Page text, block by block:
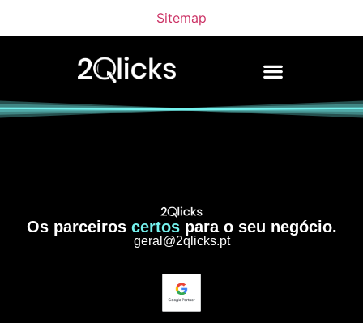
Sitemap
Os parceiros certospara o seu negócio.
geral@2qlicks.pt